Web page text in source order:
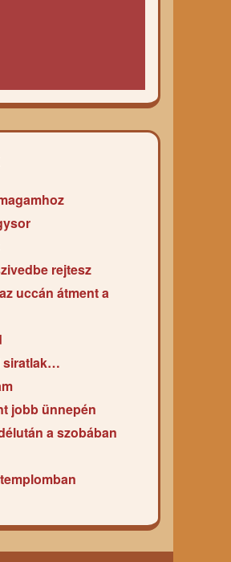
rejtesz
uccán átment a
siratlak…
jobb ünnepén
a szobában